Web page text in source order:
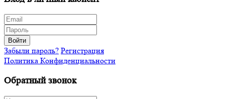
Войти
Забыли пароль? Регистрация
Политика Конфиденциальности
Обратный звонок